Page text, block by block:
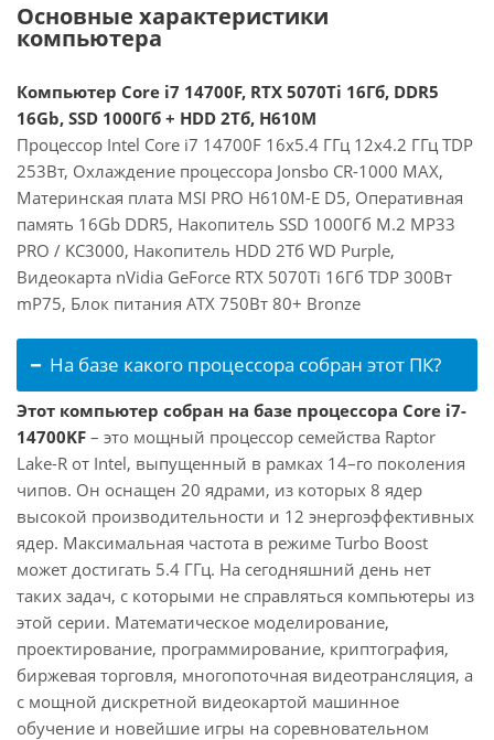
Основные характеристики
компьютера
Компьютер Core i7 14700F, RTX 5070Ti 16Гб, DDR5
16Gb, SSD 1000Гб + HDD 2Тб, H610M
Процессор Intel Core i7 14700F 16x5.4 ГГц 12x4.2 ГГц TDP
253Вт, Охлаждение процессора Jonsbo CR-1000 MAX,
Материнская плата MSI PRO H610M-E D5, Оперативная
память 16Gb DDR5, Накопитель SSD 1000Гб M.2 MP33
PRO / KC3000, Накопитель HDD 2Тб WD Purple,
Видеокарта nVidia GeForce RTX 5070Ti 16Гб TDP 300Вт
mP75, Блок питания ATX 750Вт 80+ Bronze
На базе какого процессора собран этот ПК?
Этот компьютер собран на базе процессора Core i7-
14700KF – это мощный процессор семейства Raptor
Lake-R от Intel, выпущенный в рамках 14–го поколения
чипов. Он оснащен 20 ядрами, из которых 8 ядер
высокой производительности и 12 энергоэффективных
ядер. Максимальная частота в режиме Turbo Boost
может достигать 5.4 ГГц. На сегодняшний день нет
таких задач, с которыми не справляться компьютеры из
этой серии. Математическое моделирование,
проектирование, программирование, криптография,
биржевая торговля, многопоточная видеотрансляция, а
с мощной дискретной видеокартой машинное
обучение и новейшие игры на соревновательном